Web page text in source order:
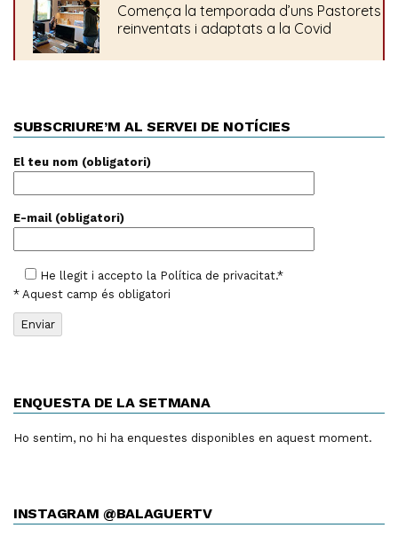
SUBSCRIURE’M AL SERVEI DE NOTÍCIES
El teu nom (obligatori)
E-mail (obligatori)
He llegit i accepto la Política de privacitat.*
* Aquest camp és obligatori
ENQUESTA DE LA SETMANA
Ho sentim, no hi ha enquestes disponibles en aquest moment.
INSTAGRAM @BALAGUERTV